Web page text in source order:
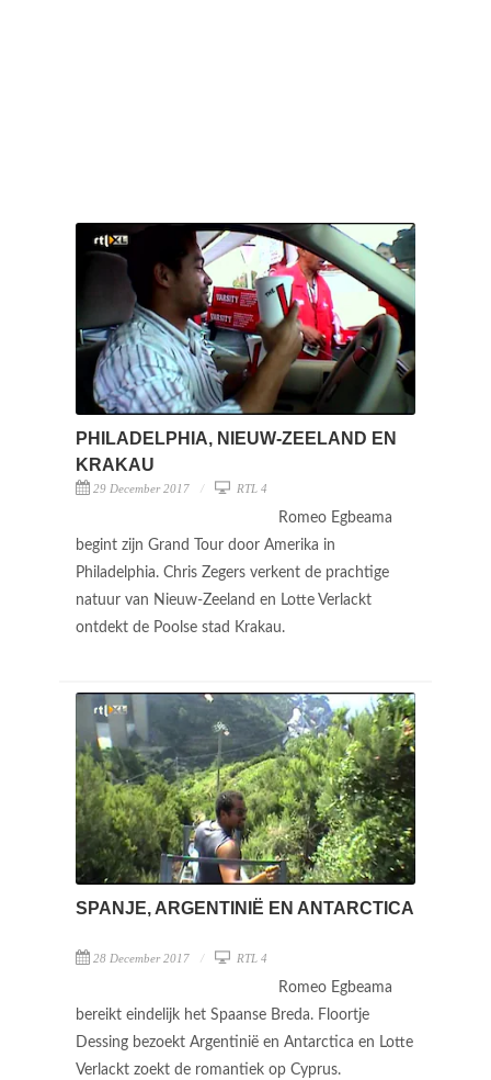
PHILADELPHIA, NIEUW-ZEELAND EN
KRAKAU
29 December 2017 RTL 4
Romeo Egbeama
begint zijn Grand Tour door Amerika in
Philadelphia. Chris Zegers verkent de prachtige
natuur van Nieuw-Zeeland en Lotte Verlackt
ontdekt de Poolse stad Krakau.
SPANJE, ARGENTINIË EN ANTARCTICA
28 December 2017 RTL 4
Romeo Egbeama
bereikt eindelijk het Spaanse Breda. Floortje
Dessing bezoekt Argentinië en Antarctica en Lotte
Verlackt zoekt de romantiek op Cyprus.